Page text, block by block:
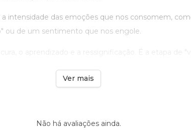
a intensidade das emoções que nos consomem,
ou de um sentimento que nos engole.
o aprendizado e a ressignificação. É a etapa de
Ver mais
Não há avaliações ainda.